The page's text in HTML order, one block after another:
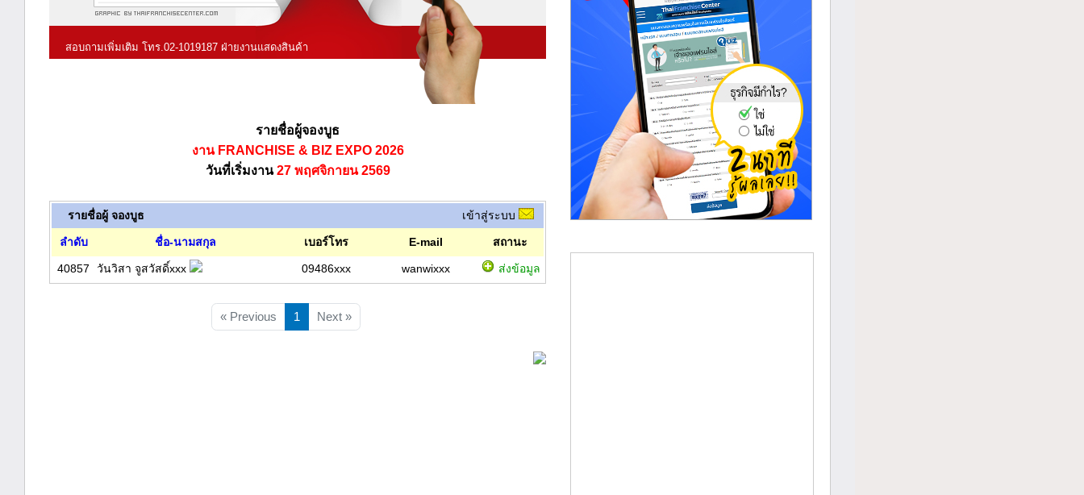
สอบถามเพิ่มเติม โทร.02-1019187 ฝ่ายงานแสดงสินค้า
รายชื่อผู้จองบูธ
งาน FRANCHISE & BIZ EXPO 2026
วันที่เริ่มงาน27 พฤศจิกายน 2569
รายชื่อผู้ จองบูธ เข้าสู่ระบบ
ลำดับ ชื่อ-นามสกุล เบอร์โทร E-mail สถานะ
40857 วันวิสา จูสวัสดิ์xxx 09486xxx wanwixxx ส่งข้อมูล
« Previous 1 Next »